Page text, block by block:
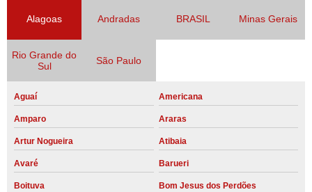
Alagoas Andradas BRASIL Minas Gerais
Rio Grande do
Sul
São Paulo
Aguaí Americana
Amparo Araras
Artur Nogueira Atibaia
Avaré Barueri
Boituva Bom Jesus dos Perdões